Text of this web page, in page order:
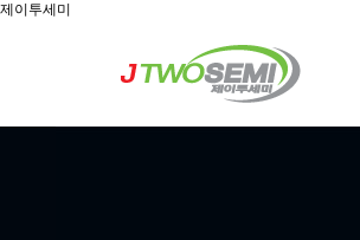
제이투세미